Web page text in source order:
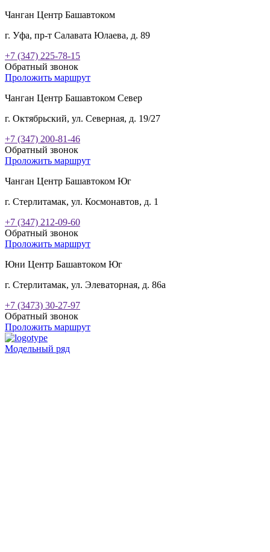
Чанган Центр Башавтоком
г. Уфа, пр-т Салавата Юлаева, д. 89
+7 (347) 225-78-15
Обратный звонок
Проложить маршрут
Чанган Центр Башавтоком Север
г. Октябрьский, ул. Северная, д. 19/27
+7 (347) 200-81-46
Обратный звонок
Проложить маршрут
Чанган Центр Башавтоком Юг
г. Стерлитамак, ул. Космонавтов, д. 1
+7 (347) 212-09-60
Обратный звонок
Проложить маршрут
Юни Центр Башавтоком Юг
г. Стерлитамак, ул. Элеваторная, д. 86а
+7 (3473) 30-27-97
Обратный звонок
Проложить маршрут
Модельный ряд